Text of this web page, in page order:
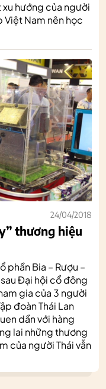
hướng của người
Việt Nam nên học
24/04/2018
thương hiệu
phần Bia – Rượu –
Đại hội cổ đông
gia của 3 người
đoàn Thái Lan
dần với hàng
lai những thương
của người Thái vẫn